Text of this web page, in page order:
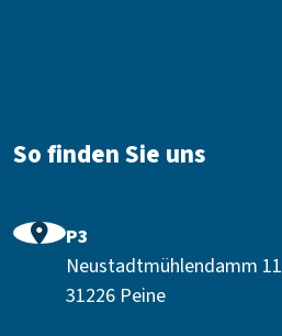
So finden Sie uns
P3
Neustadtmühlendamm 11
31226 Peine